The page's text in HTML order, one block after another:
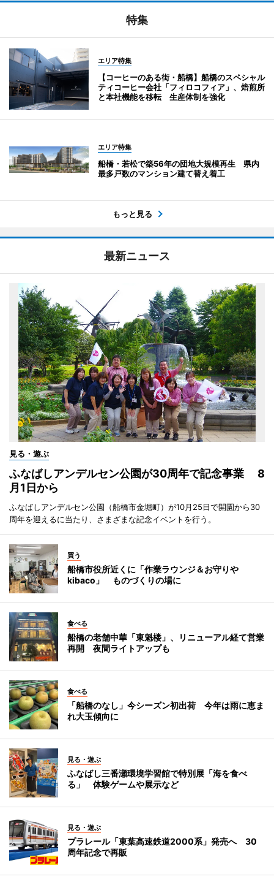
特集
エリア特集
【コーヒーのある街・船橋】船橋のスペシャル
ティコーヒー会社「フィロコフィア」、焙煎所
と本社機能を移転 生産体制を強化
エリア特集
船橋・若松で築56年の団地大規模再生 県内
最多戸数のマンション建て替え着工
もっと見る
最新ニュース
見る・遊ぶ
ふなばしアンデルセン公園が30周年で記念事業 8
月1日から
ふなばしアンデルセン公園（船橋市金堀町）が10月25日で開園から30
周年を迎えるに当たり、さまざまな記念イベントを行う。
買う
船橋市役所近くに「作業ラウンジ＆お守りや
kibaco」 ものづくりの場に
食べる
船橋の老舗中華「東魁楼」、リニューアル経て営業
再開 夜間ライトアップも
食べる
「船橋のなし」今シーズン初出荷 今年は雨に恵ま
れ大玉傾向に
見る・遊ぶ
ふなばし三番瀬環境学習館で特別展「海を食べ
る」 体験ゲームや展示など
見る・遊ぶ
プラレール「東葉高速鉄道2000系」発売へ 30
周年記念で再販